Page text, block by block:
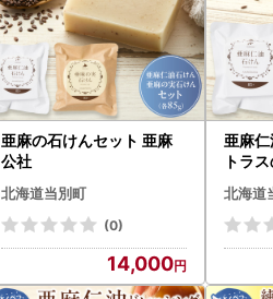
亜麻の石けんセット 亜麻
公社
北海道当別町
(0)
14,000
亜麻
トラ
麻公社
北海道